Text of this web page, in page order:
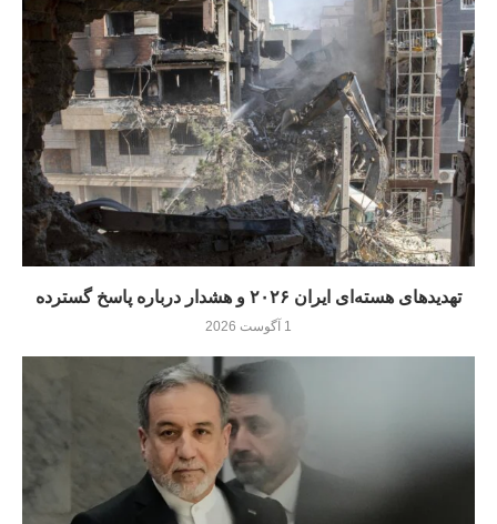
تهدیدهای هسته‌ای ایران ۲۰۲۶ و هشدار درباره پاسخ گسترده
1 آگوست 2026